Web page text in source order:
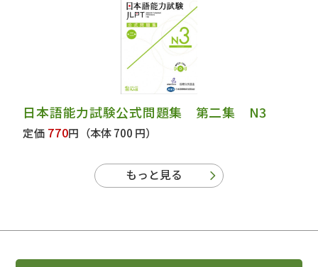
日本語能力試験公式問題集 第二集 N3
定価 770円 （本体 700 円）
もっと見る